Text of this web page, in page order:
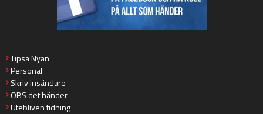
Tipsa Nyan
Personal
Skriv insändare
OBS det händer
Utebliven tidning